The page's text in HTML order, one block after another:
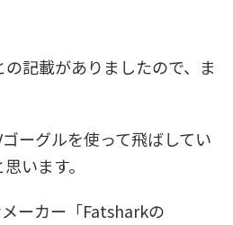
記載がありましたので、ま
ーグルを使って飛ばしてい
います。
ーカー「Fatsharkの